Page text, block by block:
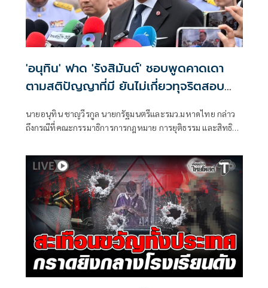
'อนุทิน' ฟาด 'รังสิมันต์' ชอบพูดคาดเดา
ตามสติปัญญาที่มี ยันไม่เกี่ยวทุจริตสอบ
นายอนุทิน ชาญวีรกูล นายกรัฐมนตรีและรมว.มหาดไทย กล่าว
ถึงกรณีที่คณะกรรมาธิการการกฎหมาย การยุติธรรม และสิทธิ
กรรมาธิการ มีการอ้างชื่อนายกรัฐมนตรี เข้าไปเกี่ยวข้องกับการ
ทุจริตสอบท้องถิ่น